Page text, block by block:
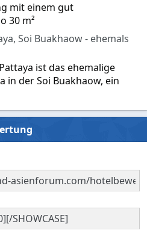
mit einem gut
30 m²
Soi Buakhaow - ehemals
ist das ehemalige
in der Soi Buakhaow, ein